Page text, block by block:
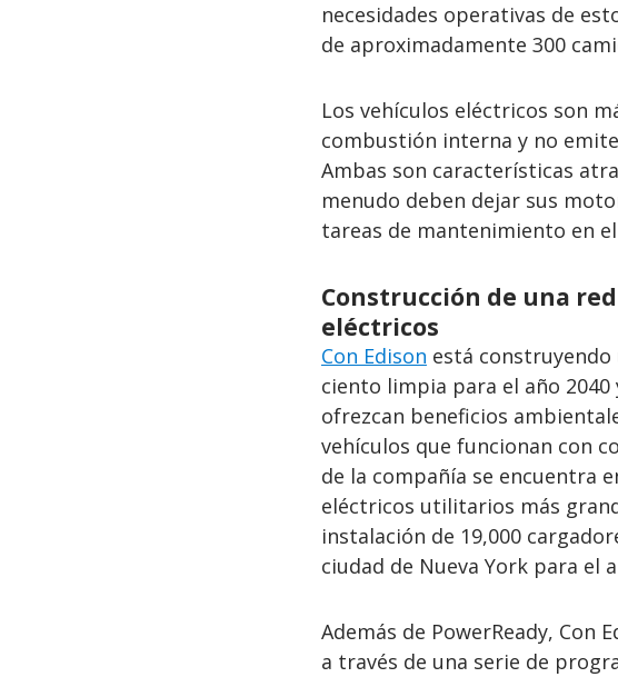
necesidades operativas de
de aproximadamente 300
Los vehículos eléctricos son
combustión interna y no
Ambas son características
menudo deben dejar sus
tareas de mantenimiento en
Construcción de una
eléctricos
Con Edison está
ciento limpia para el año
ofrezcan beneficios
vehículos que funcionan con
de la compañía se encuentra
eléctricos utilitarios más
instalación de 19,000
ciudad de Nueva York para el
Además de PowerReady, Con
a través de una serie de